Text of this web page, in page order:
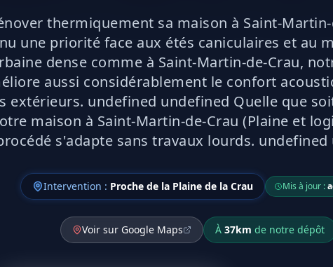
thermiquement sa maison à Saint-
une priorité face aux étés caniculaires et au
dense comme à Saint-Martin-de-Crau,
aussi considérablement le confort
extérieurs. undefined undefined Quelle que
maison à Saint-Martin-de-Crau (Plaine et
s'adapte sans travaux lourds. undefined
Intervention : Proche de la Plaine de la Crau Mis à jour :
Voir sur Google Maps À 37km de notre dépôt